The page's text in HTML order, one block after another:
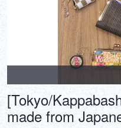
[Tokyo/
made from